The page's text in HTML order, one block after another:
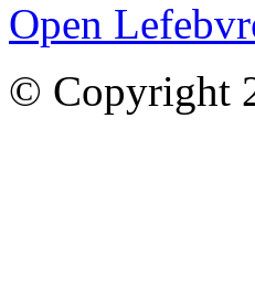
Open
© Copyright